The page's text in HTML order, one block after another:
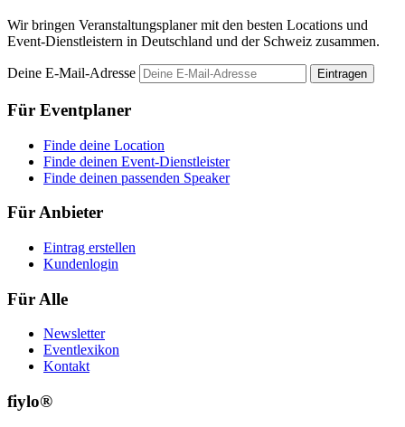
Wir bringen Veranstaltungsplaner mit den besten Locations und
Event-Dienstleistern in Deutschland und der Schweiz zusammen.
Deine E-Mail-Adresse Eintragen
Für Eventplaner
Finde deine Location
Finde deinen Event-Dienstleister
Finde deinen passenden Speaker
Für Anbieter
Eintrag erstellen
Kundenlogin
Für Alle
Newsletter
Eventlexikon
Kontakt
fiylo®